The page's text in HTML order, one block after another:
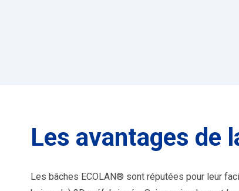
Les avantages de
Les bâches ECOLAN® sont réputées pour leur